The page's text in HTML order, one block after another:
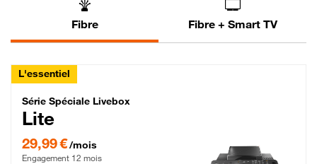
Fibre Fibre + Smart TV
L'essentiel
Série Spéciale Livebox Lite Fibre
Série Spéciale Livebox
Lite
29,99 €/mois
Engagement 12 mois